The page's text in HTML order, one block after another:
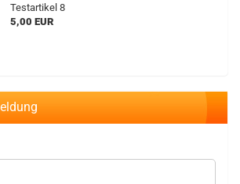
Te­st­ar­ti­kel 8
5,00 EUR